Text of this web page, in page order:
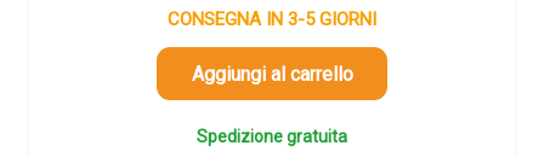
originale
era:
316,25 €.
CONSEGNA IN 3-5 GIORNI
Aggiungi al carrello
Spedizione gratuita